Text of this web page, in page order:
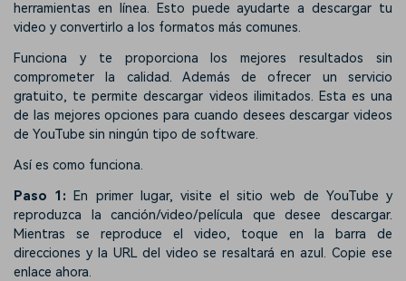
herramientas en línea. Esto puede ayudarte a descargar tu
video y convertirlo a los formatos más comunes.
Funciona y te proporciona los mejores resultados sin
comprometer la calidad. Además de ofrecer un servicio
gratuito, te permite descargar videos ilimitados. Esta es una
de las mejores opciones para cuando desees descargar videos
de YouTube sin ningún tipo de software.
Así es como funciona.
Paso 1: En primer lugar, visite el sitio web de YouTube y
reproduzca la canción/video/película que desee descargar.
Mientras se reproduce el video, toque en la barra de
direcciones y la URL del video se resaltará en azul. Copie ese
enlace ahora.